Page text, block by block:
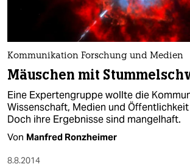
Kommunikation Forschung und Medien
Mäuschen mit
Eine Expertengruppe wollte die
Wissenschaft, Medien und
Doch ihre Ergebnisse sind mangelhaft.
Von Manfred Ronzheimer
8.8.2014